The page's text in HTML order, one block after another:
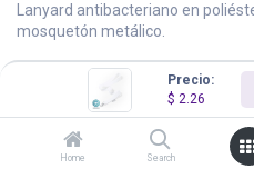
Precio:
$ 2.26
Home Search
Lanyard antibacteriano en
mosquetón metálico.
Precios incluyen IVA